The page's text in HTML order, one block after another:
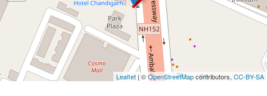
Leaflet | ©OpenStreetMapcontributors, CC-BY-SA